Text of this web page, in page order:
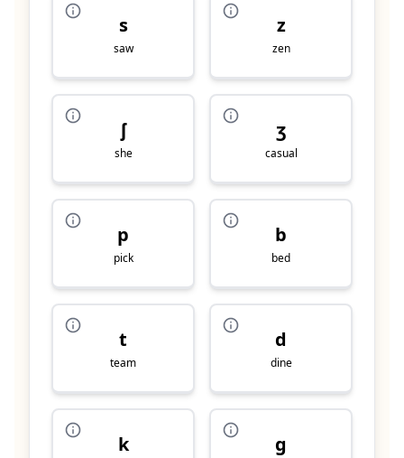
s
saw
z
zen
ʃ
she
ʒ
casual
p
pick
b
bed
t
team
d
dine
k g